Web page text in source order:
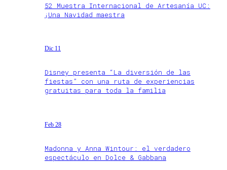
52 Muestra Internacional de Artesanía UC:
¡Una Navidad maestra
Dic 11
Disney presenta “La diversión de las
fiestas” con una ruta de experiencias
gratuitas para toda la familia
Feb 28
Madonna y Anna Wintour: el verdadero
espectáculo en Dolce & Gabbana